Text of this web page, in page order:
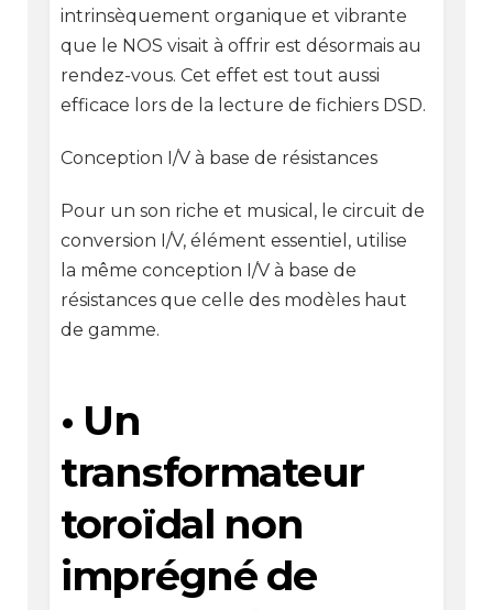
intrinsèquement organique et vibrante
que le NOS visait à offrir est désormais au
rendez-vous. Cet effet est tout aussi
efficace lors de la lecture de fichiers DSD.
Conception I/V à base de résistances
Pour un son riche et musical, le circuit de
conversion I/V, élément essentiel, utilise
la même conception I/V à base de
résistances que celle des modèles haut
de gamme.
• Un
transformateur
toroïdal non
imprégné de